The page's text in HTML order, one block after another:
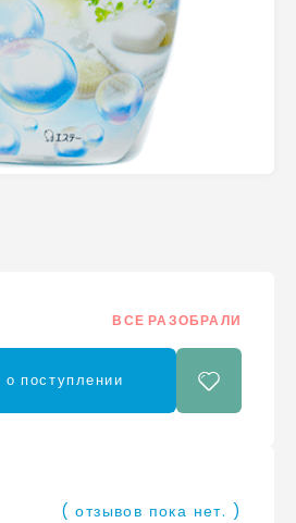
ВСЕ РАЗОБРАЛИ
поступлении
( отзывов пока нет. )